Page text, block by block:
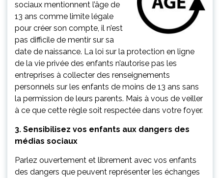
sociaux mentionnent l’âge de
13 ans comme limite légale
pour créer son compte, il n’est
pas difficile de mentir sur sa
date de naissance. La loi sur la protection en ligne
de la vie privée des enfants n’autorise pas les
entreprises à collecter des renseignements
personnels sur les enfants de moins de 13 ans sans
la permission de leurs parents. Mais à vous de veiller
à ce que cette règle soit respectée dans votre foyer.
3. Sensibilisez vos enfants aux dangers des
médias sociaux
Parlez ouvertement et librement avec vos enfants
des dangers que peuvent représenter les échanges